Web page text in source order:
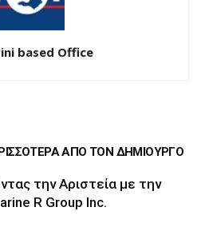
based Office
ΑΠΟ ΤΟΝ ΔΗΜΙΟΥΡΓΟ
την Αριστεία με την
R Group Inc.